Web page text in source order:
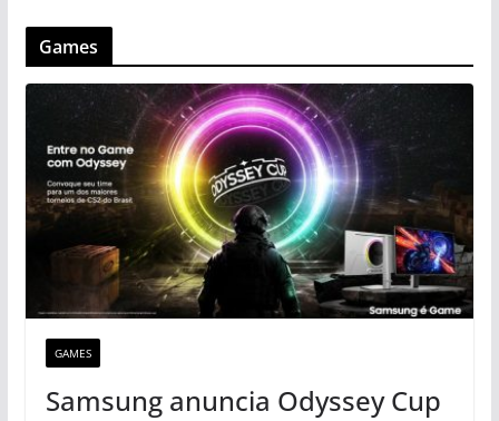
Games
GAMES
Samsung anuncia Odyssey Cup